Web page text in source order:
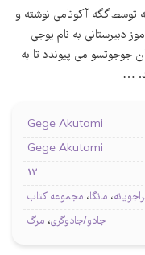
توسط گگه آکوتامی نوشته و
دبیرستانی به نام یوجی
جوجوتسو می پیوندد تا به
…
Gege Akutami
Gege Akutami
12
، مانگا، مجموعه کتاب
جادو/جادوگری، مرگ